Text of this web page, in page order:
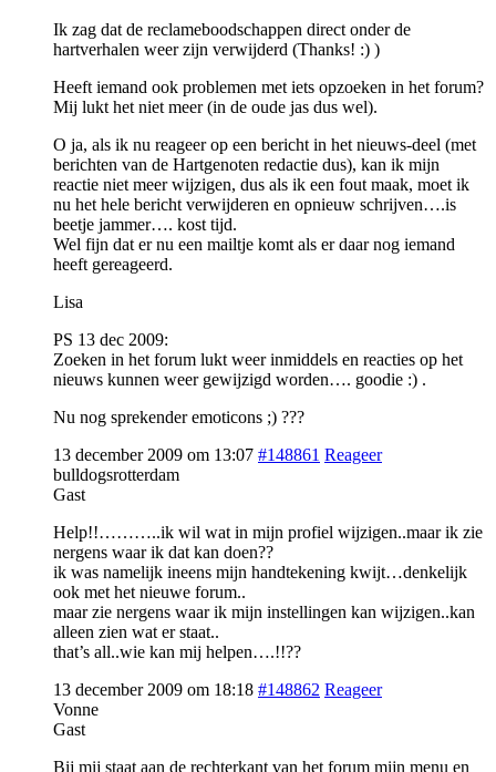
Ik zag dat de reclameboodschappen direct onder de
hartverhalen weer zijn verwijderd (Thanks! :) )
Heeft iemand ook problemen met iets opzoeken in het forum?
Mij lukt het niet meer (in de oude jas dus wel).
O ja, als ik nu reageer op een bericht in het nieuws-deel (met
berichten van de Hartgenoten redactie dus), kan ik mijn
reactie niet meer wijzigen, dus als ik een fout maak, moet ik
nu het hele bericht verwijderen en opnieuw schrijven….is
beetje jammer…. kost tijd.
Wel fijn dat er nu een mailtje komt als er daar nog iemand
heeft gereageerd.
Lisa
PS 13 dec 2009:
Zoeken in het forum lukt weer inmiddels en reacties op het
nieuws kunnen weer gewijzigd worden…. goodie :) .
Nu nog sprekender emoticons ;) ???
13 december 2009 om 13:07 #148861 Reageer
bulldogsrotterdam
Gast
Help!!………..ik wil wat in mijn profiel wijzigen..maar ik zie
nergens waar ik dat kan doen??
ik was namelijk ineens mijn handtekening kwijt…denkelijk
ook met het nieuwe forum..
maar zie nergens waar ik mijn instellingen kan wijzigen..kan
alleen zien wat er staat..
that’s all..wie kan mij helpen….!!??
13 december 2009 om 18:18 #148862 Reageer
Vonne
Gast
Bij mij staat aan de rechterkant van het forum mijn menu en